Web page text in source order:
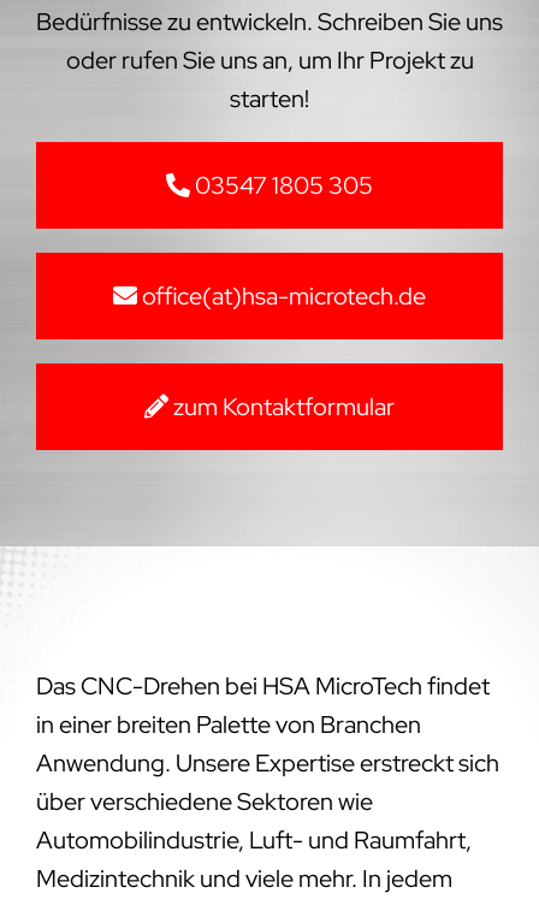
Bedürfnisse zu entwickeln. Schreiben Sie uns
oder rufen Sie uns an, um Ihr Projekt zu
starten!
03547 1805 305
office(at)hsa-microtech.de
zum Kontaktformular
Das CNC-Drehen bei HSA MicroTech findet
in einer breiten Palette von Branchen
Anwendung. Unsere Expertise erstreckt sich
über verschiedene Sektoren wie
Automobilindustrie, Luft- und Raumfahrt,
Medizintechnik und viele mehr. In jedem